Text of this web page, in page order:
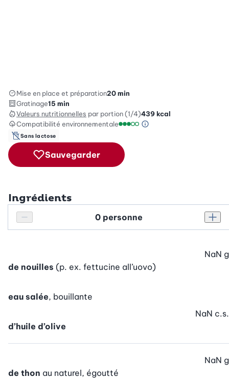
Mise en place et préparation20 min
Gratinage15 min
Valeurs nutritionnelles par portion (1/4)439kcal
Compatibilité environnementale
Information sur
Sans lactose
Sauvegarder
Ingrédients
Réduire le nombre de personnes
Personnes
de nouilles (p. ex. fettucine all’uovo)
NaN g
eau salée, bouillante
d’huile d’olive
NaN c.s.
de thon au naturel, égoutté
NaN g